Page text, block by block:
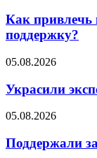
Как привлечь
поддержку?
05.08.2026
Украсили
05.08.2026
Поддержали